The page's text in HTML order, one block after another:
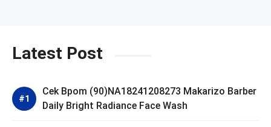
Latest Post
Cek Bpom (90)NA18241208273 Makarizo Barber
Daily Bright Radiance Face Wash